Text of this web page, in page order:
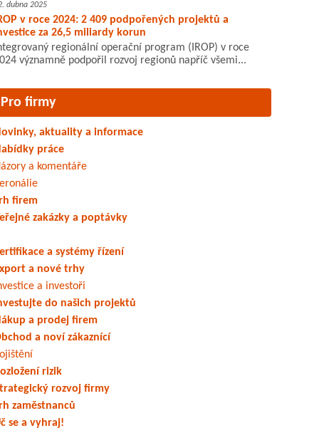
dubna 2025
v roce 2024: 2 409 podpořených projektů a
za 26,5 miliardy korun
regionální operační program (IROP) v roce
významně podpořil rozvoj regionů napříč všemi...
Pro firmy
aktuality a informace
práce
a komentáře
firem
zakázky a poptávky
a systémy řízení
a nové trhy
a investoři
do našich projektů
a prodej firem
a noví zákaznící
rizik
rozvoj firmy
zaměstnanců
se a vyhraj!